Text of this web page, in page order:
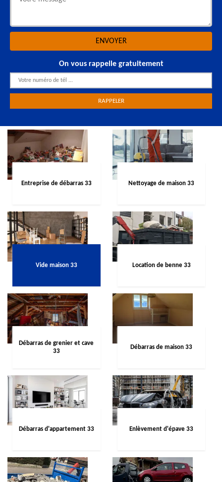
On vous rappelle gratuitement
Entreprise de débarras 33 Nettoyage de maison 33
Vide maison 33 Location de benne 33
Débarras de grenier et cave
33
Débarras de maison 33
Débarras d'appartement 33 Enlèvement d'épave 33